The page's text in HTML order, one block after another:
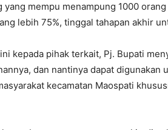
yang mempu menampung 1000
lebih 75%, tinggal tahapan akhir
kepada pihak terkait, Pj. Bupati
dan nantinya dapat digunakan
kecamatan Maospati